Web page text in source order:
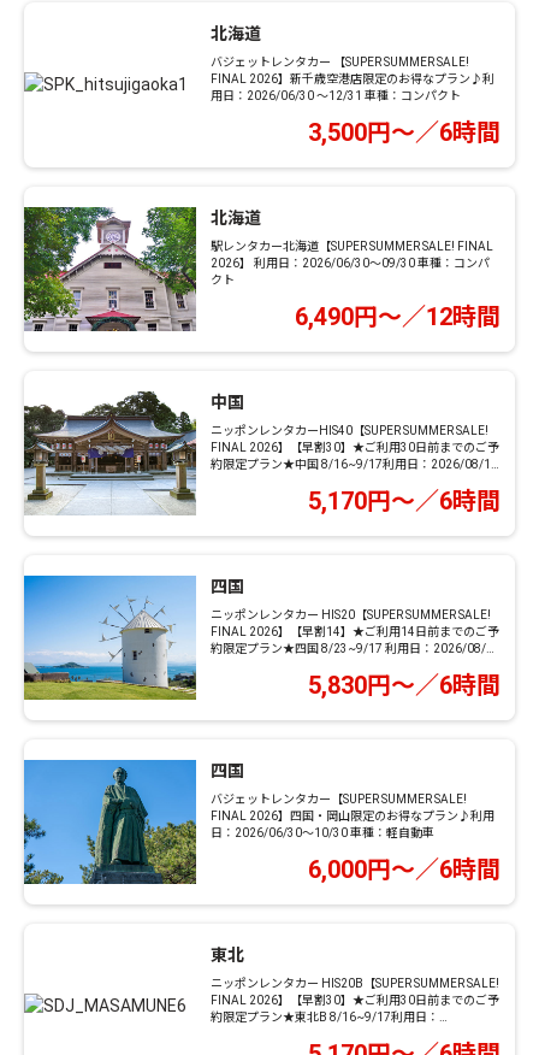
北海道
バジェットレンタカー 【SUPER SUMMER SALE!
FINAL 2026】新千歳空港店限定のお得なプラン♪利
用日：2026/06/30 ～12/31 車種：コンパクト
3,500円～／6時間
北海道
駅レンタカー北海道【SUPER SUMMER SALE! FINAL
2026】 利用日：2026/06/30～09/30 車種：コンパ
クト
6,490円～／12時間
中国
ニッポンレンタカーHIS40【SUPER SUMMER SALE!
FINAL 2026】【早割30】★ご利用30日前までのご予
約限定プラン★中国 8/16~9/17利用日：2026/08/16
5,170円～／6時間
四国
ニッポンレンタカー HIS20【SUPER SUMMER SALE!
FINAL 2026】【早割14】★ご利用14日前までのご予
約限定プラン★四国 8/23~9/17 利用日：2026/08/23
5,830円～／6時間
四国
バジェットレンタカー【SUPER SUMMER SALE!
FINAL 2026】四国・岡山限定のお得なプラン♪利用
日：2026/06/30～10/30 車種：軽自動車
6,000円～／6時間
東北
ニッポンレンタカー HIS20B【SUPER SUMMER SALE!
FINAL 2026】【早割30】★ご利用30日前までのご予
約限定プラン★東北B 8/16~9/17利用日：